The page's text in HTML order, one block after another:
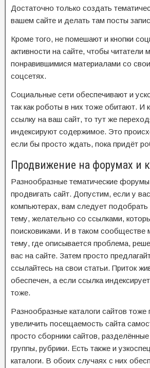
Достаточно только создать
вашем сайте и делать там посты
Кроме того, не помешают и кнопки
активности на сайте, чтобы читатели
понравившимися материалами со
соцсетях.
Социальные сети обеспечивают и
так как роботы в них тоже обитают. И
ссылку на ваш сайт, то тут же
индексируют содержимое. Это
если бы просто ждать, пока придёт
Продвижение на форумах и
Разнообразные тематические
продвигать сайт. Допустим, если у
компьютерах, вам следует
тему, желательно со ссылками,
поисковиками. И в таком сообществе
тему, где описывается проблема,
вас на сайте. Затем просто
ссылайтесь на свои статьи. Приток
обеспечен, а если ссылка
тоже.
Разнообразные каталоги сайтов тоже
увеличить посещаемость сайта
просто сборники сайтов,
группы, рубрики. Есть также и
каталоги. В обоих случаях с них